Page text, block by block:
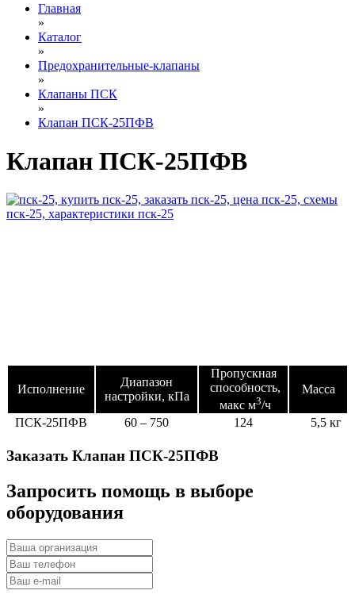
Главная
»
Каталог
»
Предохранительные-клапаны
»
Клапаны ПСК
»
Клапан ПСК-25ПФВ
Клапан ПСК-25ПФВ
Исполнение
Диапазон
настройки, кПа
Пропускная
способность,
макс м3/ч
Масса
ПСК-25ПФВ 60 – 750 124 5,5 кг
Заказать Клапан ПСК-25ПФВ
Запросить помощь в выборе
оборудования